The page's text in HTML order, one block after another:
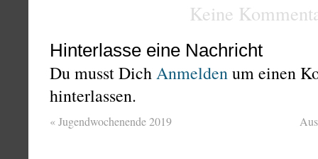
Keine
Hinterlasse eine Nachricht
Du musst DichAnmeldenum einen
hinterlassen.
«Jugendwochenende 2019